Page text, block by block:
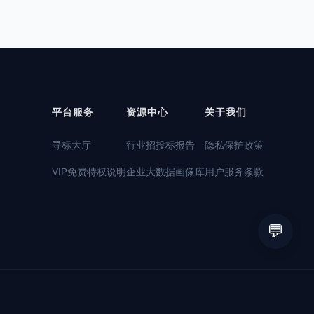
平台服务
寻标大厅
VIP免费特权说明
资源中心
行业招投标报告
企业大数据画像库
关于我们
隐私保护政策
用户服务条款
💬